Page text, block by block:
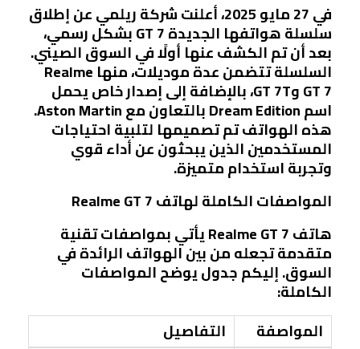
في 27 مايو 2025، أعلنت شركة ريلمي عن إطلاق
سلسلة هواتفها الجديدة GT 7 بشكل رسمي،
بعد أن تم الكشف عنها أولًا في السوق الصيني.
السلسلة تتضمن عدة موديلات، منها Realme
GT 7 وGT 7T، بالإضافة إلى إصدار خاص يحمل
اسم Dream Edition بالتعاون مع Aston Martin.
هذه الهواتف تم تصميمها لتلبية احتياجات
المستخدمين الذين يبحثون عن أداء قوي
وتجربة استخدام متميزة.
المواصفات الكاملة لهاتف Realme GT 7
هاتف Realme GT 7 يأتي بمواصفات تقنية
متقدمة تجعله من بين الهواتف الرائدة في
السوق. إليكم جدول يوضح المواصفات
الكاملة:
المواصفة
التفاصيل